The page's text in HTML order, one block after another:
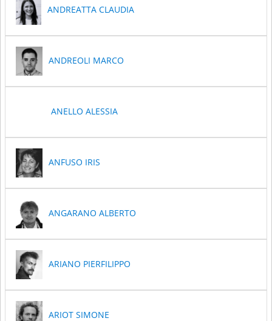
ANDREATTA CLAUDIA
ANDREOLI MARCO
ANELLO ALESSIA
ANFUSO IRIS
ANGARANO ALBERTO
ARIANO PIERFILIPPO
ARIOT SIMONE